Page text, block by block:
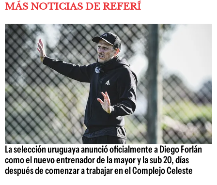
MÁS NOTICIAS DE REFERÍ
La selección uruguaya anunció oficialmente a Diego Forlán
como el nuevo entrenador de la mayor y la sub 20, días
después de comenzar a trabajar en el Complejo Celeste